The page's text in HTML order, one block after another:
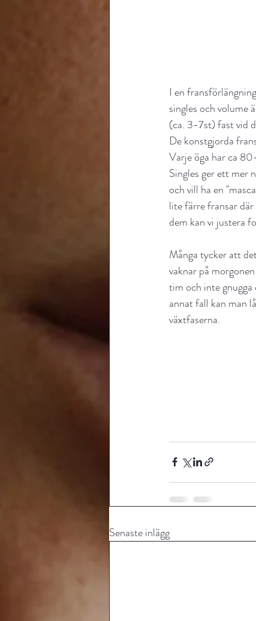
I en
singles och volume
(ca. 3-7st) fast vid
De konstgjorda
Varje öga har ca
Singles ger ett mer
och vill ha en
lite färre fransar
dem kan vi justera
Många tycker att
vaknar på
tim och inte
annat fall kan man
växtfaserna.
Senaste inlägg